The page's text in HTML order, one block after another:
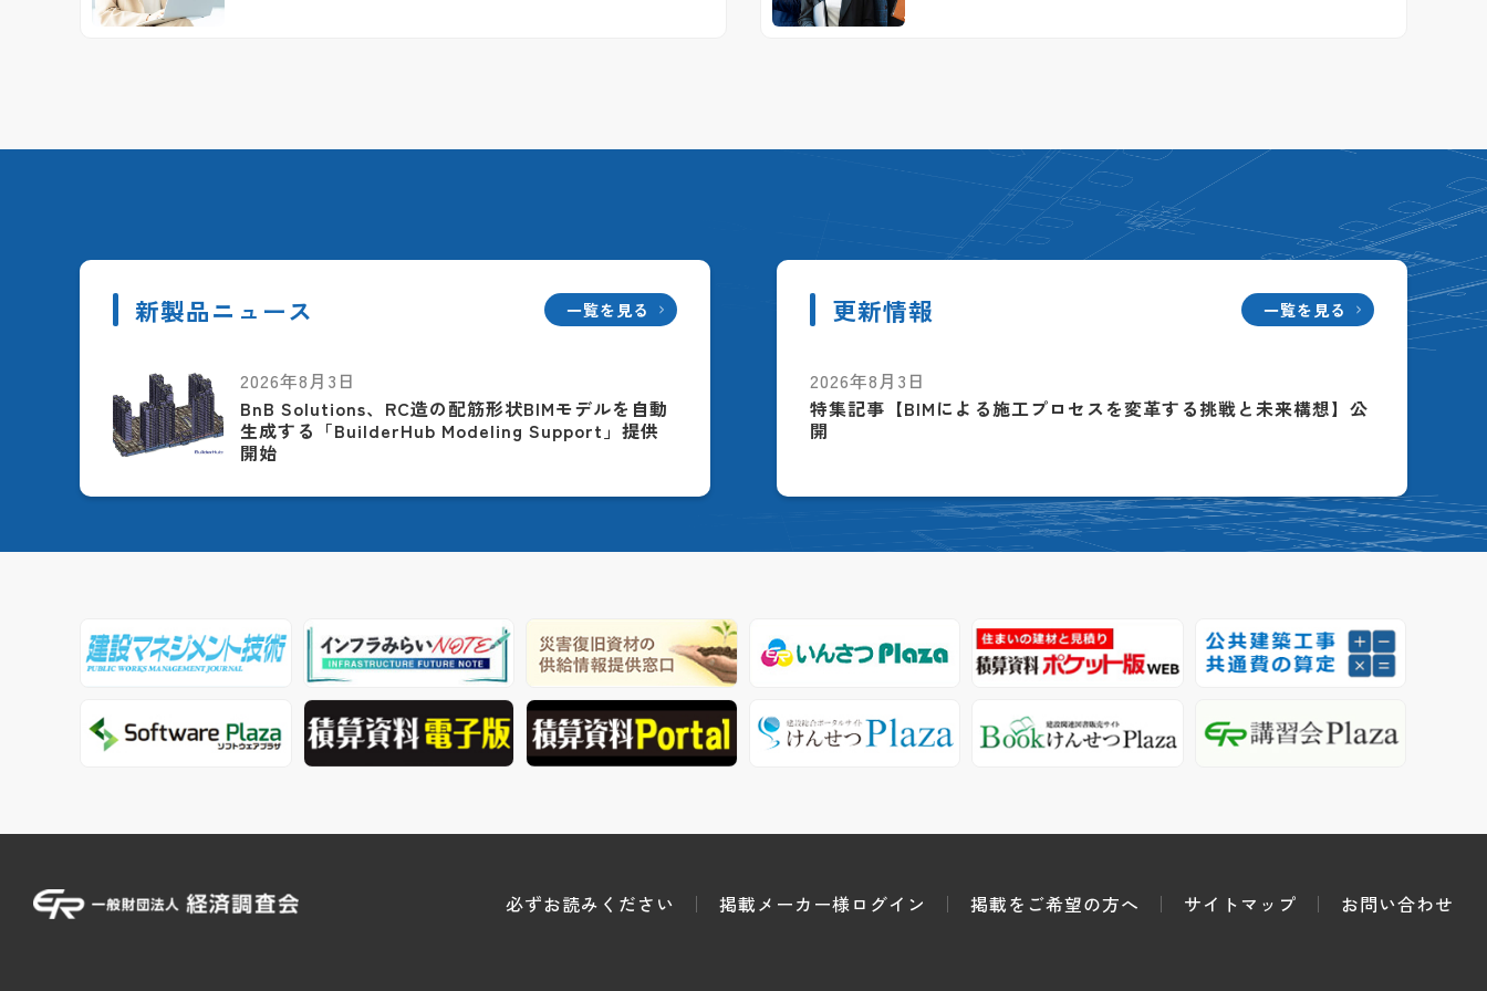
新製品ニュース 一覧を見る
2026年8月3日
BnB Solutions、RC造の配筋形状BIMモデルを自動
生成する「BuilderHub Modeling Support」提供
開始
更新情報 一覧を見る
2026年8月3日
特集記事【BIMによる施工プロセスを変革する挑戦と未来構想】公
開
必ずお読みください 掲載メーカー様ログイン 掲載をご希望の方へ サイトマップ お問い合わせ